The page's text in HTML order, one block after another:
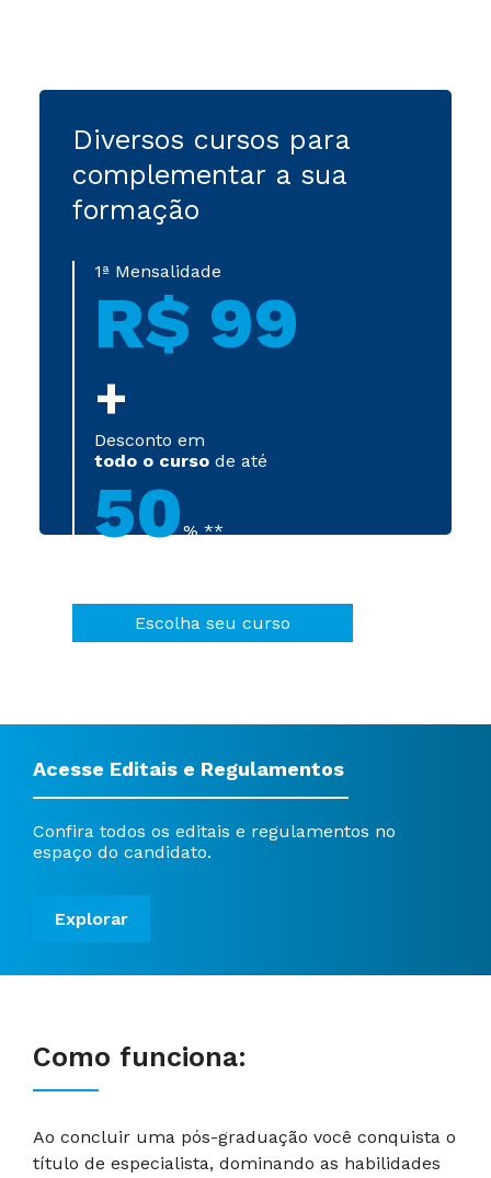
Diversos cursos para
complementar a sua
formação
1ª Mensalidade
R$ 99
+
Desconto em
todo o cursode até
50% **
Escolha seu curso
Acesse Editais e Regulamentos
Confira todos os editais e regulamentos no
espaço do candidato.
Explorar
Como funciona:
Ao concluir uma pós-graduação você conquista o
título de especialista, dominando as habilidades